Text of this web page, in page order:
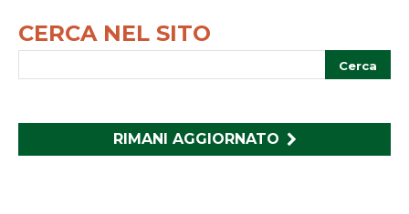
CERCA NEL SITO
RIMANI AGGIORNATO